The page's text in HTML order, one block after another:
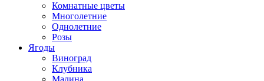
Комнатные цветы
Многолетние
Однолетние
Розы
Ягоды
Виноград
Клубника
Малина